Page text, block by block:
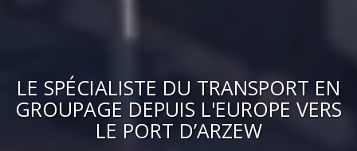
LE SPÉCIALISTE DU TRANSPORT EN
GROUPAGE DEPUIS L'EUROPE VERS
LE PORT D’ARZEW